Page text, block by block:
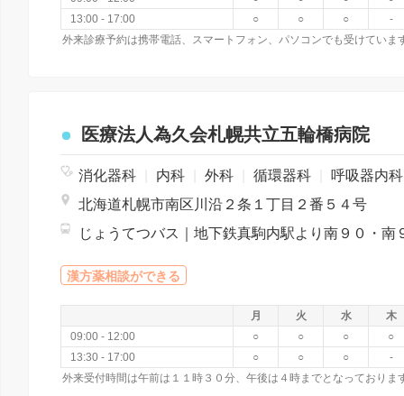
13:00 - 17:00
○ ○ ○ -
医療法人為久会札幌共立五輪橋病院
消化器科 内科 外科 循環器科
呼吸器内
北海道札幌市南区川沿２条１丁目２番５４号
漢方薬相談ができる
月 火 水
木
09:00 - 12:00
○ ○ ○
○
13:30 - 17:00
○ ○ ○ -